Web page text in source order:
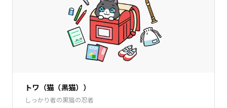
トワ（猫（黒猫））
しっかり者の黒猫の忍者